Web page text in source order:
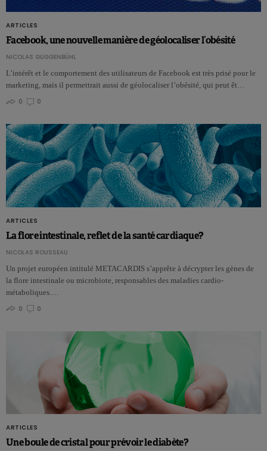
ARTICLES
Facebook, une nouvelle manière de géolocaliser l’obésité
NICOLAS GUGGENBÜHL
L’intérêt et le comportement des utilisateurs de Facebook est très prisé pour le
marketing, mais il permettrait aussi de géolocaliser l’obésité, qui peut êt…
0
0
ARTICLES
La flore intestinale, reflet de la santé cardiaque?
NICOLAS ROUSSEAU
Un projet européen intitulé METACARDIS s’apprête à décrypter les gènes de
la flore intestinale ou microbiote, responsables des maladies cardio-
métaboliques.…
0
0
ARTICLES
Une boule de cristal pour prévoir le diabète?